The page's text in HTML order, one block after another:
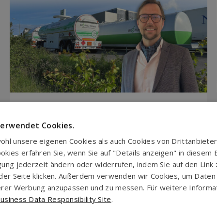
Rickard Gegö wird neuer Strategic Key
Cookies.
unsere eigenen Cookies als auch Cookies von
erfahren Sie, wenn Sie auf "Details anzeigen" in diesem
jederzeit ändern oder widerrufen, indem Sie auf den Link
Seite klicken. Außerdem verwenden wir Cookies, um
Werbung anzupassen und zu messen. Für weitere
Data Responsibility Site.